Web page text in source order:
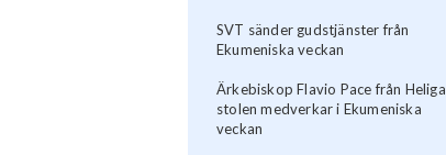
SVT sänder gudstjänster från
Ekumeniska veckan
Ärkebiskop Flavio Pace från Heliga
stolen medverkar i Ekumeniska
veckan